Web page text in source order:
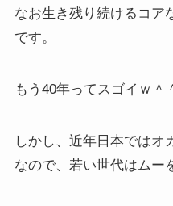
なお生き残り続けるコア
です。
もう40年ってスゴイｗ＾
しかし、近年日本ではオ
なので、若い世代はムー